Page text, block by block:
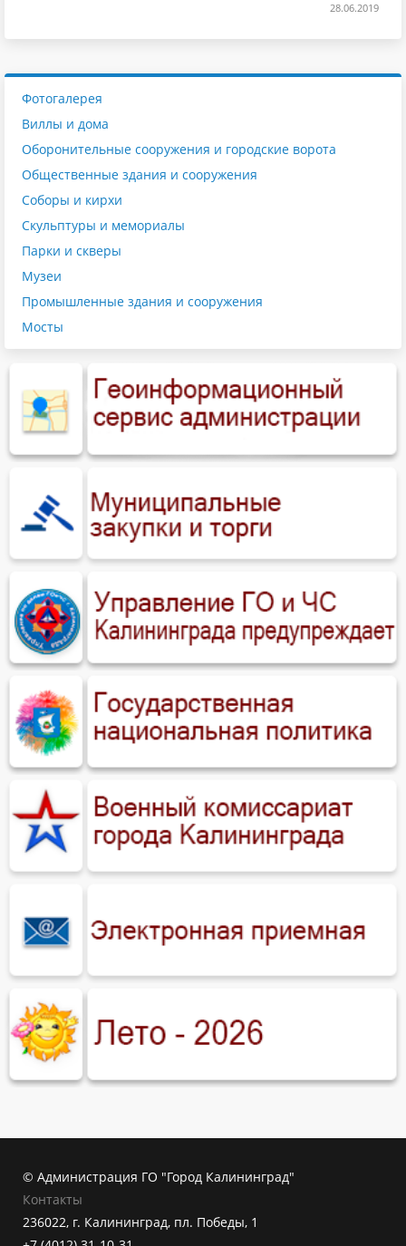
28.06.2019
Фотогалерея
Виллы и дома
Оборонительные сооружения и городские ворота
Общественные здания и сооружения
Соборы и кирхи
Скульптуры и мемориалы
Парки и скверы
Музеи
Промышленные здания и сооружения
Мосты
© Администрация ГО "Город Калининград"
Контакты
236022, г. Калининград, пл. Победы, 1